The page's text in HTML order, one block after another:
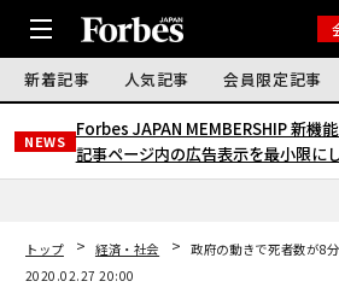
新着記事 人気記事 会員限定記事
NEWS
Forbes JAPAN MEMBERSHIP 新機能
記事ページ内の広告表示を最小限に
トップ 経済・社会
政府の動きで死者数が8
2020.02.27 20:00